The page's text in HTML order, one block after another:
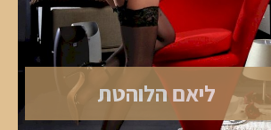
ליאם הלוהטת